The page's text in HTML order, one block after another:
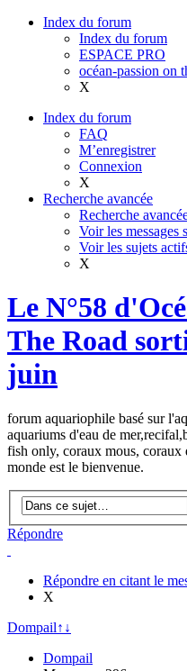
Index du forum
Index du forum
ESPACE PRO
océan-passion on
X
Index du forum
FAQ
M’enregistrer
Connexion
X
Recherche avancée
Recherche
Voir les messages
Voir les sujets
X
Le N°58
The Road
juin
forum aquariophile basé sur
aquariums d'eau de
fish only, coraux mous, coraux
monde est le bienvenue.
Répondre
Répondre en citant le
X
Dompail↑ ↓
Dompail